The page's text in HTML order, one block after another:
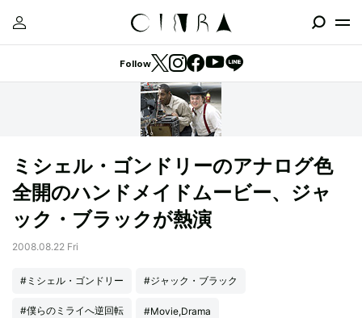
Follow
ミシェル・ゴンドリーのアナログ色
全開のハンドメイドムービー、ジャ
ック・ブラックが熱演
2008.08.22 Fri
#ミシェル・ゴンドリー #ジャック・ブラック
#僕らのミライへ逆回転 #Movie,Drama